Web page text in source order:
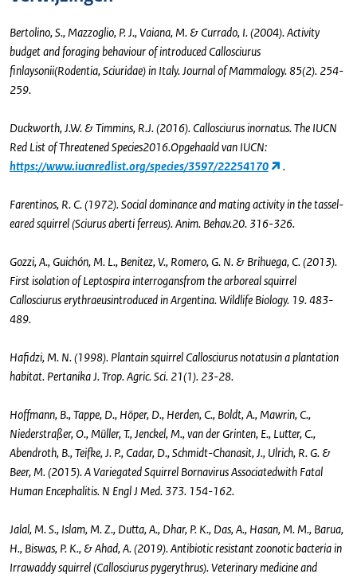
Bertolino, S., Mazzoglio, P. J., Vaiana, M. & Currado, I. (2004). Activity
budget and foraging behaviour of introduced Callosciurus
finlaysonii(Rodentia, Sciuridae) in Italy. Journal of Mammalogy. 85(2). 254-
259.
Duckworth, J.W. & Timmins, R.J. (2016). Callosciurus inornatus. The IUCN
Red List of Threatened Species2016.Opgehaald van IUCN:
https://www.iucnredlist.org/species/3597/22254170
.
Farentinos, R. C. (1972). Social dominance and mating activity in the tassel-
eared squirrel (Sciurus aberti ferreus). Anim. Behav.20. 316-326.
Gozzi, A., Guichón, M. L., Benitez, V., Romero, G. N. & Brihuega, C. (2013).
First isolation of Leptospira interrogansfrom the arboreal squirrel
Callosciurus erythraeusintroduced in Argentina. Wildlife Biology. 19. 483-
489.
Hafidzi, M. N. (1998). Plantain squirrel Callosciurus notatusin a plantation
habitat. Pertanika J. Trop. Agric. Sci. 21(1). 23-28.
Hoffmann, B., Tappe, D., Höper, D., Herden, C., Boldt, A., Mawrin, C.,
Niederstraßer, O., Müller, T., Jenckel, M., van der Grinten, E., Lutter, C.,
Abendroth, B., Teifke, J. P., Cadar, D., Schmidt-Chanasit, J., Ulrich, R. G. &
Beer, M. (2015). A Variegated Squirrel Bornavirus Associatedwith Fatal
Human Encephalitis. N Engl J Med. 373. 154-162.
Jalal, M. S., Islam, M. Z., Dutta, A., Dhar, P. K., Das, A., Hasan, M. M., Barua,
H., Biswas, P. K., & Ahad, A. (2019). Antibiotic resistant zoonotic bacteria in
Irrawaddy squirrel (Callosciurus pygerythrus). Veterinary medicine and